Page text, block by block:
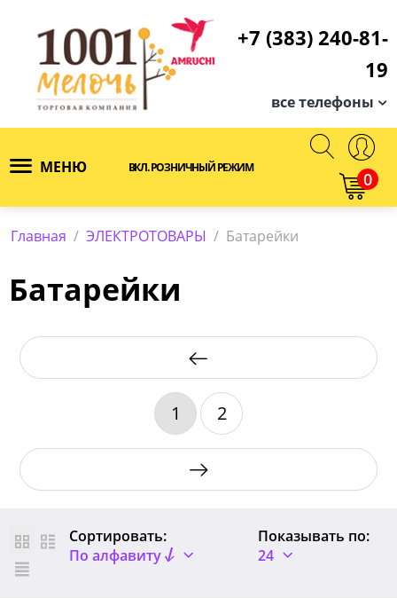
+7 (383) 240-81-
19
все телефоны
МЕНЮ ВКЛ. РОЗНИЧНЫЙ РЕЖИМ
0
Главная / ЭЛЕКТРОТОВАРЫ / Батарейки
Батарейки
1 2
Сортировать:
По алфавиту
Показывать по:
24